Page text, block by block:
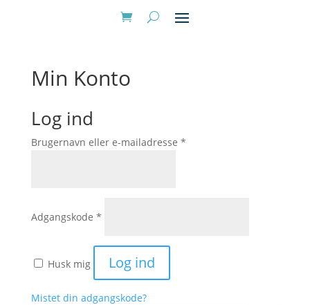
Min Konto
Log ind
Brugernavn eller e-mailadresse *
Adgangskode *
Husk mig Log ind
Mistet din adgangskode?